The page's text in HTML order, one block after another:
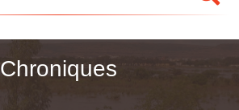
Chroniques